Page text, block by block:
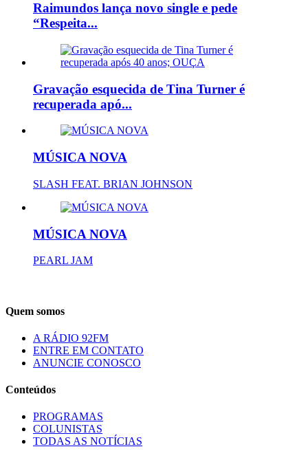
Raimundos lança novo single e pede
“Respeita...
Gravação esquecida de Tina Turner é
recuperada apó...
MÚSICA NOVA
SLASH FEAT. BRIAN JOHNSON
MÚSICA NOVA
PEARL JAM
Quem somos
A RÁDIO 92FM
ENTRE EM CONTATO
ANUNCIE CONOSCO
Conteúdos
PROGRAMAS
COLUNISTAS
TODAS AS NOTÍCIAS